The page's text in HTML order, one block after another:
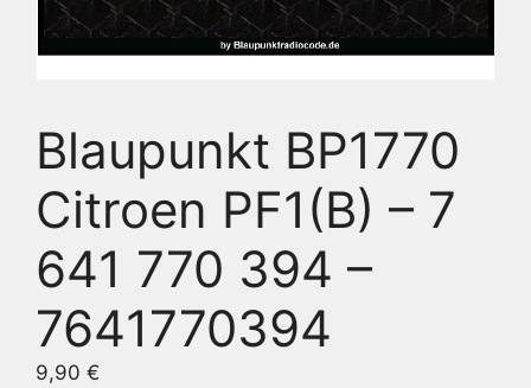
Blaupunkt BP1770
Citroen PF1(B) – 7
641 770 394 –
7641770394
9,90 €